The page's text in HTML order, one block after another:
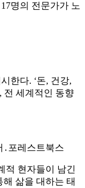
명의 전문가가 노
한다. ‘돈, 건강,
전 세계적인 동향
․포레스트북스
적 현자들이 남긴
삶을 대하는 태